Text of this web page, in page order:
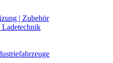
| Zubehör